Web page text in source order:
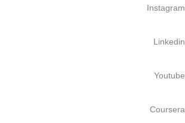
Instagram
Linkedin
Youtube
Coursera